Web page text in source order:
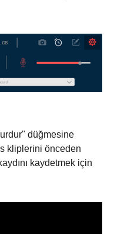
düğmesine
kliplerini önceden
kaydetmek için